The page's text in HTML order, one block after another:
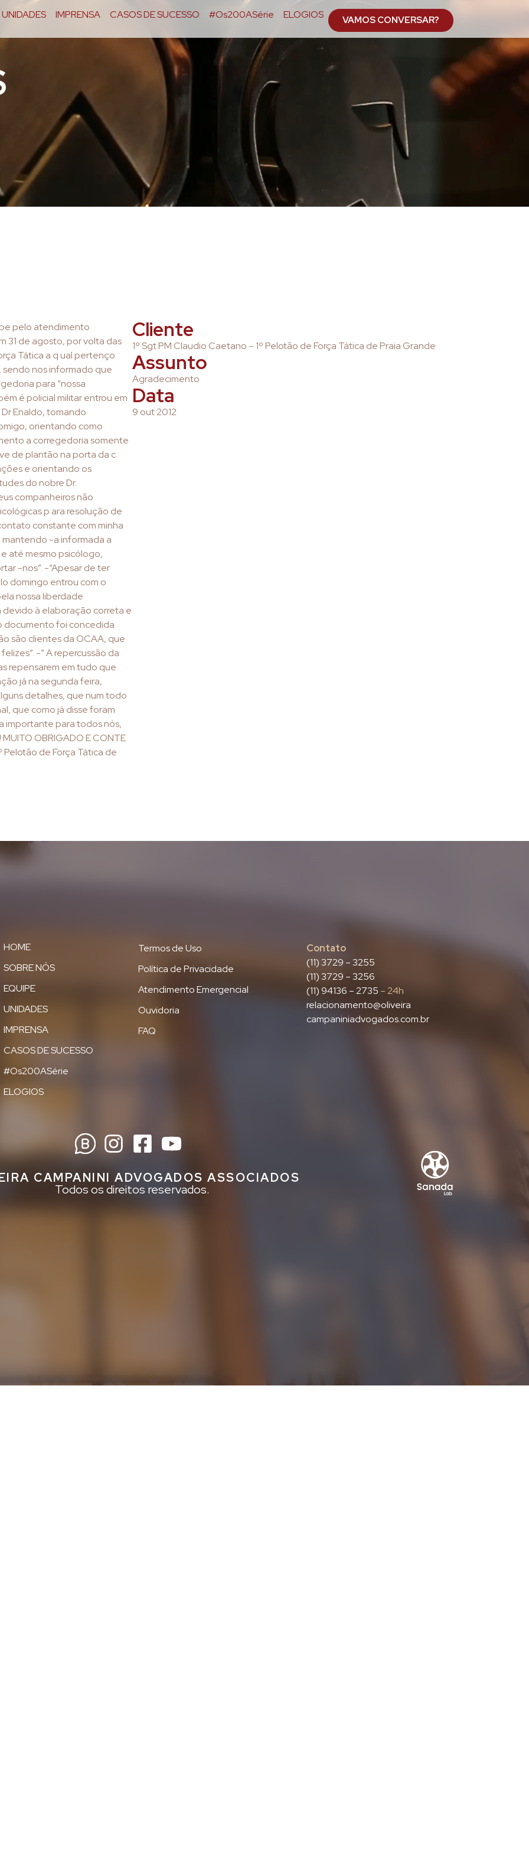
UNIDADES IMPRENSA CASOS DE SUCESSO #Os200ASérie ELOGIOS VAMOS CONVERSAR?
pelo atendimento
31 de agosto, por volta das
Tática a q ual pertenço
nos informado que
para “nossa
é policial militar entrou em
Enaldo, tomando
orientando como
a corregedoria somente
de plantão na porta da c
e orientando os
do nobre Dr.
companheiros não
p ara resolução de
constante com minha
-a informada a
até mesmo psicólogo,
-nos”. -“Apesar de ter
domingo entrou com o
nossa liberdade
devido à elaboração correta e
documento foi concedida
são clientes da OCAA, que
-” A repercussão da
repensarem em tudo que
já na segunda feira,
detalhes, que num todo
que como já disse foram
importante para todos nós,
OBRIGADO E CONTE
Pelotão de Força Tática de
Cliente
1º Sgt PM Claudio Caetano – 1º Pelotão de Força Tática de Praia Grande
Assunto
Agradecimento
Data
9 out 2012
HOME
SOBRE NÓS
EQUIPE
UNIDADES
IMPRENSA
CASOS DE SUCESSO
#Os200ASérie
ELOGIOS
Termos de Uso
Política de Privacidade
Atendimento Emergencial
Ouvidoria
FAQ
Contato
(11) 3729 – 3255
(11) 3729 – 3256
(11) 94136 – 2735 – 24h
relacionamento@oliveira
campaniniadvogados.com.br
CAMPANINI ADVOGADOS ASSOCIADOS
Todos os direitos reservados.